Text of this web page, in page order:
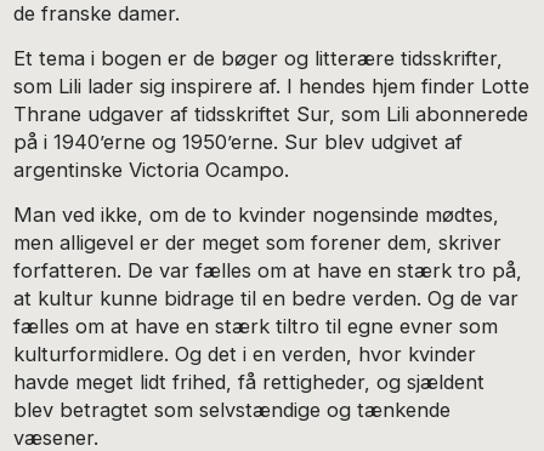
de franske damer.
Et tema i bogen er de bøger og litterære tidsskrifter,
som Lili lader sig inspirere af. I hendes hjem finder Lotte
Thrane udgaver af tidsskriftet Sur, som Lili abonnerede
på i 1940’erne og 1950’erne. Sur blev udgivet af
argentinske Victoria Ocampo.
Man ved ikke, om de to kvinder nogensinde mødtes,
men alligevel er der meget som forener dem, skriver
forfatteren. De var fælles om at have en stærk tro på,
at kultur kunne bidrage til en bedre verden. Og de var
fælles om at have en stærk tiltro til egne evner som
kulturformidlere. Og det i en verden, hvor kvinder
havde meget lidt frihed, få rettigheder, og sjældent
blev betragtet som selvstændige og tænkende
væsener.